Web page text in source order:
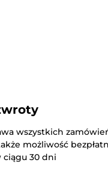
wszystkich
możliwość
30 dni